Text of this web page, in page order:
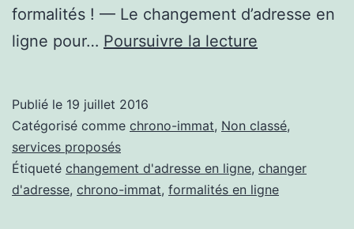
formalités ! — Le changement d’adresse en
ligne pour… Poursuivre la lecture
ligne
Chrono-
Immat
Publié le 19 juillet 2016
Catégorisé comme chrono-immat, Non classé,
services proposés
Étiqueté changement d'adresse en ligne, changer
d'adresse, chrono-immat, formalités en ligne